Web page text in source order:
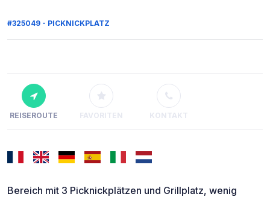
#325049 - PICKNICKPLATZ
REISEROUTE FAVORITEN KONTAKT
Bereich mit 3 Picknickplätzen und Grillplatz, wenig